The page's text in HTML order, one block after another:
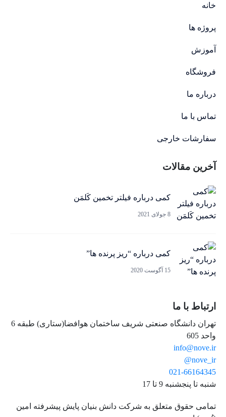
خانه
پروژه ها
آموزش
فروشگاه
درباره ما
تماس با ما
سفارشات خارجی
آخرین مقالات
کمی درباره فیلتر تخمین کَلمَن
8 جولای 2021
کمی درباره “ریز پرنده ها”
15 آگوست 2020
ارتباط با ما
تهران دانشگاه صنعتی شریف ساختمان هوافضا(ستاری) طبقه 6
واحد 605
info@nove.ir
nove_ir@
021-66164345
شنبه تا پنجشنبه 9 تا 17
تمامی حقوق متعلق به شرکت دانش بنیان پایش پیشرفته امین